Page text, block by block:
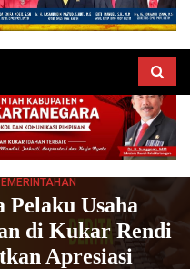
Pelaku Usaha
di Kukar Rendi
Apresiasi